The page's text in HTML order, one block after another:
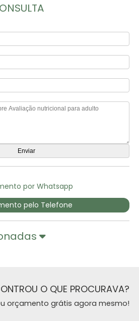
por Whatsapp
pelo Telefone
O QUE PROCURAVA?
orçamento grátis agora mesmo!